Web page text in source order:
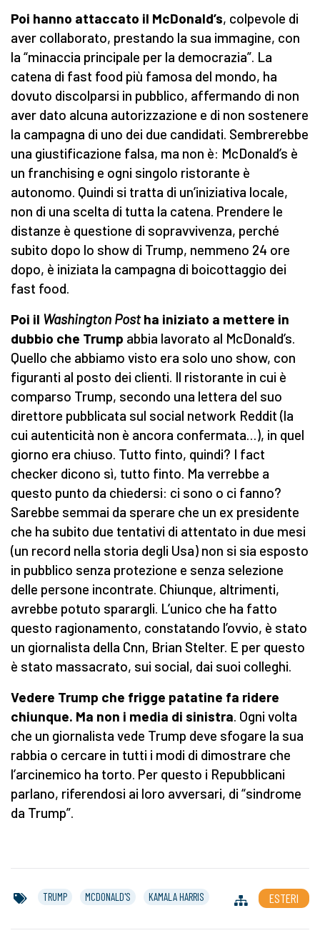
Poi hanno attaccato il McDonald’s, colpevole di
aver collaborato, prestando la sua immagine, con
la “minaccia principale per la democrazia”. La
catena di fast food più famosa del mondo, ha
dovuto discolparsi in pubblico, affermando di non
aver dato alcuna autorizzazione e di non sostenere
la campagna di uno dei due candidati. Sembrerebbe
una giustificazione falsa, ma non è: McDonald’s è
un franchising e ogni singolo ristorante è
autonomo. Quindi si tratta di un’iniziativa locale,
non di una scelta di tutta la catena. Prendere le
distanze è questione di sopravvivenza, perché
subito dopo lo show di Trump, nemmeno 24 ore
dopo, è iniziata la campagna di boicottaggio dei
fast food.
Poi il Washington Postha iniziato a mettere in
dubbio che Trump abbia lavorato al McDonald’s.
Quello che abbiamo visto era solo uno show, con
figuranti al posto dei clienti. Il ristorante in cui è
comparso Trump, secondo una lettera del suo
direttore pubblicata sul social network Reddit (la
cui autenticità non è ancora confermata…), in quel
giorno era chiuso. Tutto finto, quindi? I fact
checker dicono sì, tutto finto. Ma verrebbe a
questo punto da chiedersi: ci sono o ci fanno?
Sarebbe semmai da sperare che un ex presidente
che ha subito due tentativi di attentato in due mesi
(un record nella storia degli Usa) non si sia esposto
in pubblico senza protezione e senza selezione
delle persone incontrate. Chiunque, altrimenti,
avrebbe potuto sparargli. L’unico che ha fatto
questo ragionamento, constatando l’ovvio, è stato
un giornalista della Cnn, Brian Stelter. E per questo
è stato massacrato, sui social, dai suoi colleghi.
Vedere Trump che frigge patatine fa ridere
chiunque. Ma non i media di sinistra. Ogni volta
che un giornalista vede Trump deve sfogare la sua
rabbia o cercare in tutti i modi di dimostrare che
l’arcinemico ha torto. Per questo i Repubblicani
parlano, riferendosi ai loro avversari, di “sindrome
da Trump”.
TRUMP MCDONALD'S KAMALA HARRIS ESTERI